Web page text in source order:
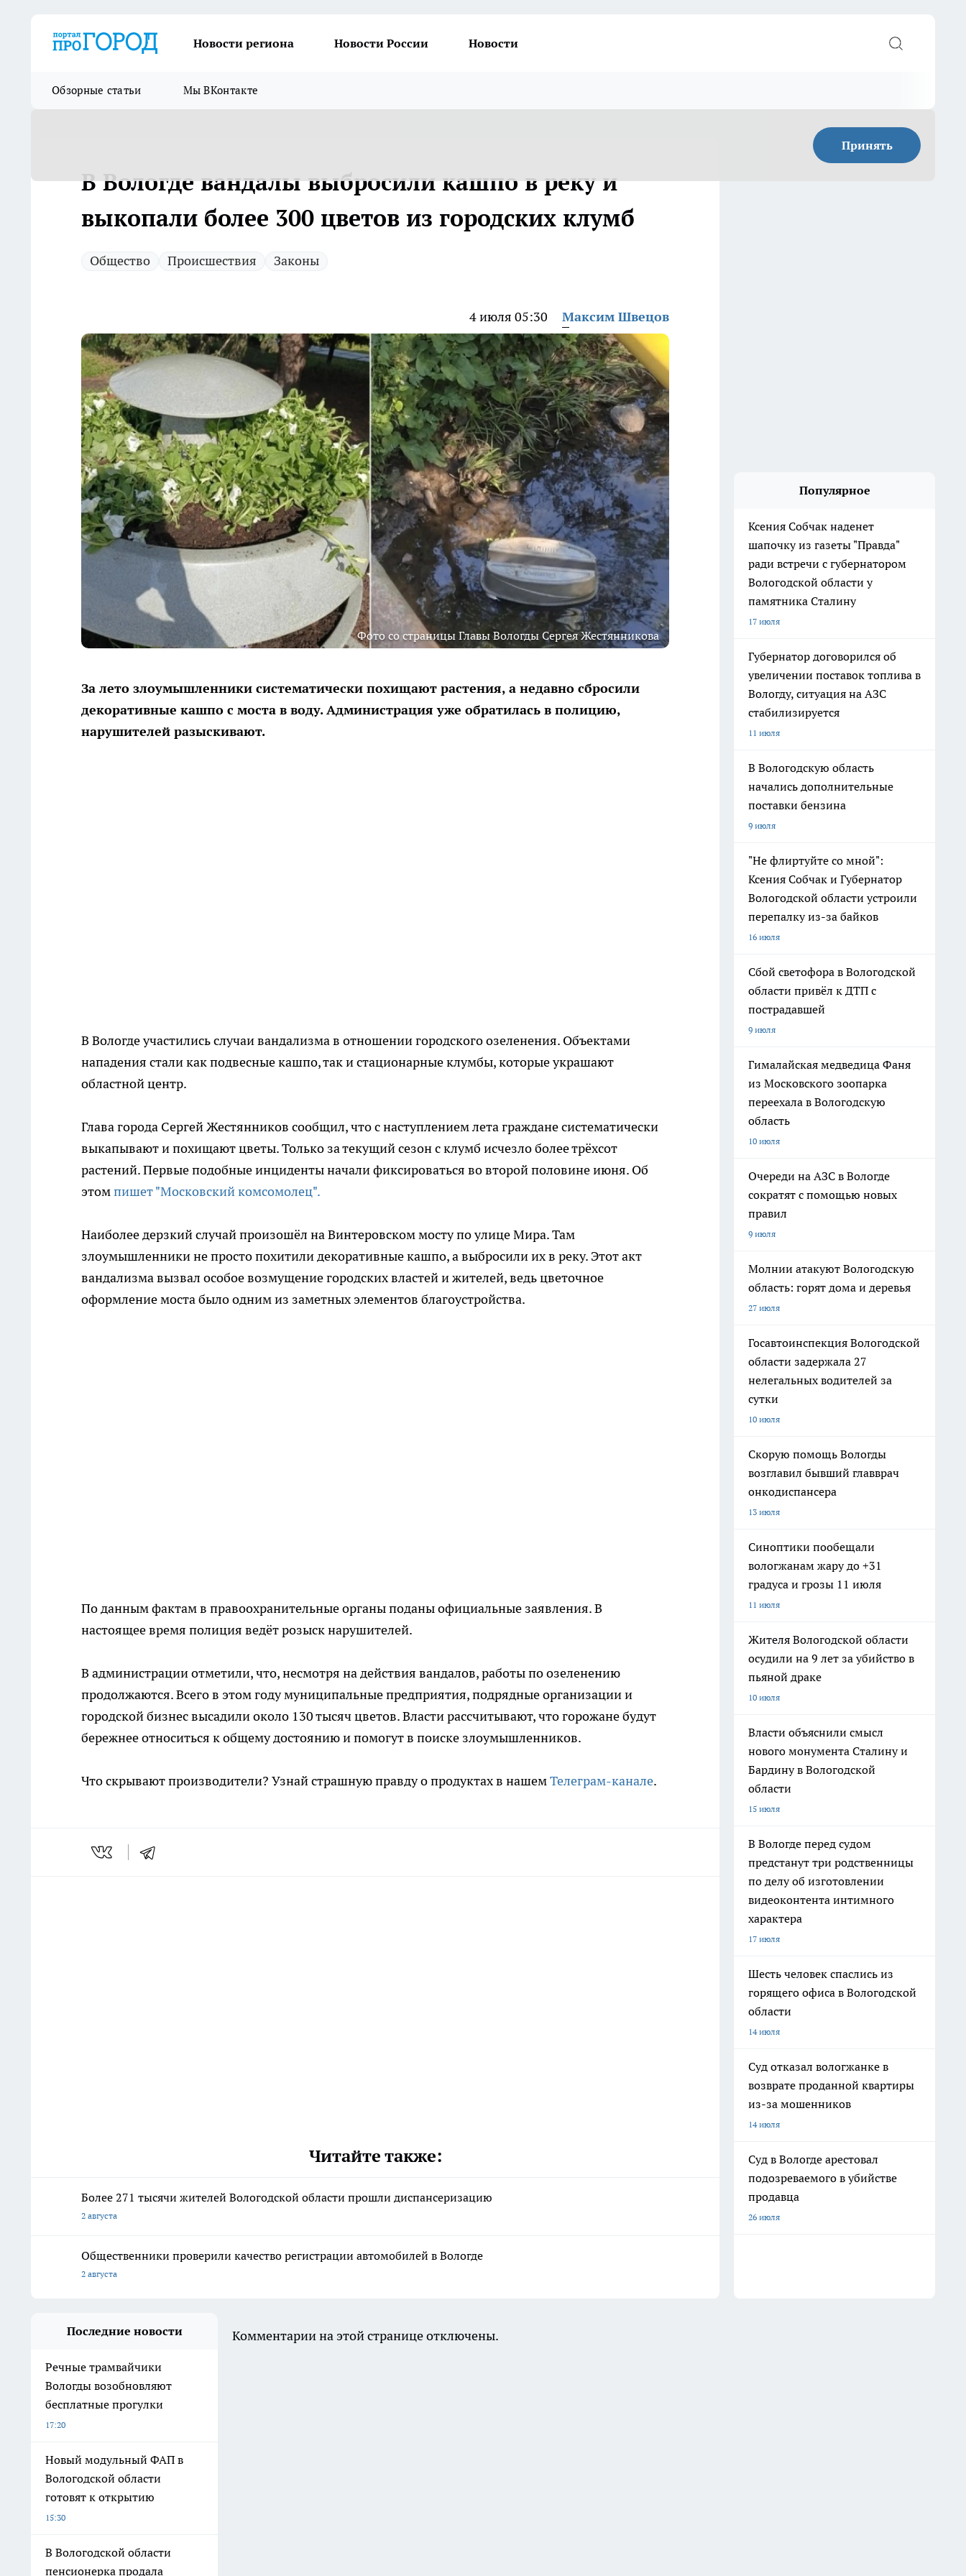
Новости региона Новости России Новости
Обзорные статьи Мы ВКонтакте
Принять
В Вологде вандалы выбросили кашпо в реку и
выкопали более 300 цветов из городских клумб
Общество Происшествия Законы
4 июля 05:30 Максим Швецов
Фото со страницы Главы Вологды Сергея Жестянникова
За лето злоумышленники систематически похищают растения, а недавно сбросили
декоративные кашпо с моста в воду. Администрация уже обратилась в полицию,
нарушителей разыскивают.
В Вологде участились случаи вандализма в отношении городского озеленения. Объектами
нападения стали как подвесные кашпо, так и стационарные клумбы, которые украшают
областной центр.
Глава города Сергей Жестянников сообщил, что с наступлением лета граждане систематически
выкапывают и похищают цветы. Только за текущий сезон с клумб исчезло более трёхсот
растений. Первые подобные инциденты начали фиксироваться во второй половине июня. Об
этомпишет "Московский комсомолец".
Наиболее дерзкий случай произошёл на Винтеровском мосту по улице Мира. Там
злоумышленники не просто похитили декоративные кашпо, а выбросили их в реку. Этот акт
вандализма вызвал особое возмущение городских властей и жителей, ведь цветочное
оформление моста было одним из заметных элементов благоустройства.
По данным фактам в правоохранительные органы поданы официальные заявления. В
настоящее время полиция ведёт розыск нарушителей.
В администрации отметили, что, несмотря на действия вандалов, работы по озеленению
продолжаются. Всего в этом году муниципальные предприятия, подрядные организации и
городской бизнес высадили около 130 тысяч цветов. Власти рассчитывают, что горожане будут
бережнее относиться к общему достоянию и помогут в поиске злоумышленников.
Что скрывают производители? Узнай страшную правду о продуктах в нашемТелеграм-канале.
Читайте также:
Более 271 тысячи жителей Вологодской области прошли диспансеризацию
2 августа
Общественники проверили качество регистрации автомобилей в Вологде
2 августа
Популярное
Ксения Собчак наденет
шапочку из газеты "Правда"
ради встречи с губернатором
Вологодской области у
памятника Сталину
17 июля
Губернатор договорился об
увеличении поставок топлива в
Вологду, ситуация на АЗС
стабилизируется
11 июля
В Вологодскую область
начались дополнительные
поставки бензина
9 июля
"Не флиртуйте со мной":
Ксения Собчак и Губернатор
Вологодской области устроили
перепалку из-за байков
16 июля
Сбой светофора в Вологодской
области привёл к ДТП с
пострадавшей
9 июля
Гималайская медведица Фаня
из Московского зоопарка
переехала в Вологодскую
область
10 июля
Очереди на АЗС в Вологде
сократят с помощью новых
правил
9 июля
Молнии атакуют Вологодскую
область: горят дома и деревья
27 июля
Госавтоинспекция Вологодской
области задержала 27
нелегальных водителей за
сутки
10 июля
Скорую помощь Вологды
возглавил бывший главврач
онкодиспансера
13 июля
Синоптики пообещали
вологжанам жару до +31
градуса и грозы 11 июля
11 июля
Жителя Вологодской области
осудили на 9 лет за убийство в
пьяной драке
10 июля
Власти объяснили смысл
нового монумента Сталину и
Бардину в Вологодской
области
15 июля
В Вологде перед судом
предстанут три родственницы
по делу об изготовлении
видеоконтента интимного
характера
17 июля
Шесть человек спаслись из
горящего офиса в Вологодской
области
14 июля
Суд отказал вологжанке в
возврате проданной квартиры
из-за мошенников
14 июля
Суд в Вологде арестовал
подозреваемого в убийстве
продавца
26 июля
Последние новости
Речные трамвайчики
Вологды возобновляют
бесплатные прогулки
17:20
Новый модульный ФАП в
Вологодской области
готовят к открытию
15:30
В Вологодской области
пенсионерка продала
Комментарии на этой странице отключены.